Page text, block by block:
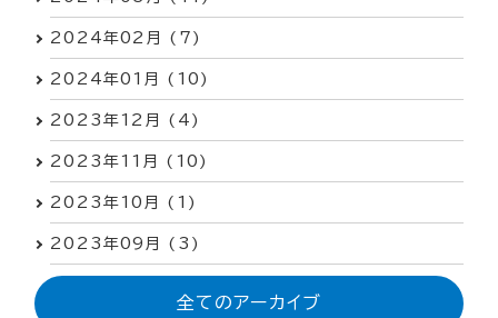
2024年02月 (7)
2024年01月 (10)
2023年12月 (4)
2023年11月 (10)
2023年10月 (1)
2023年09月 (3)
全てのアーカイブ